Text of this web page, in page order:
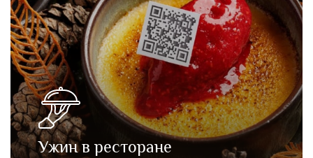
Ужин в ресторане